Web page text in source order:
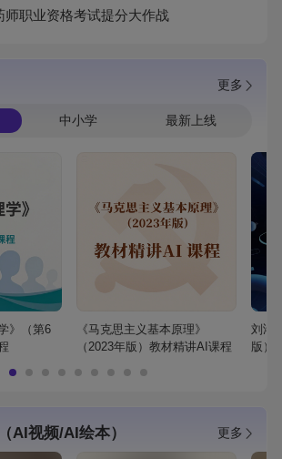
师职业资格考试提分大作战
更多
中小学 最新上线
》（第6
《马克思主义基本原理》
（2023年版）教材精讲AI课程
刘鸿
版）
AI视频/AI绘本） 更多